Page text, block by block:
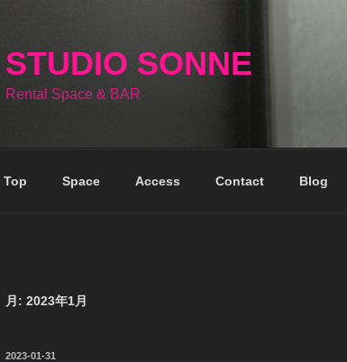
STUDIO SONNE
Rental Space & BAR
Top Space Access Contact Blog
月: 2023年1月
投
2023-01-31